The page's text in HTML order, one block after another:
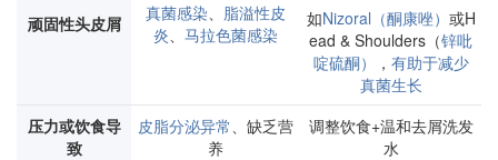
顽固性头皮屑 真菌感染、 脂溢性皮
炎、 马拉色菌感染
如Nizoral（酮康唑） 或H
ead & Shoulders（锌吡
啶硫酮）
， 有助于减少
真菌生长
压力或饮食导
致
皮脂分泌异常、缺乏营
养
调整饮食+温和去屑洗发
水